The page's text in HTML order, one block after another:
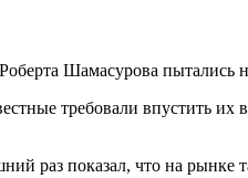
Шамасурова пытались
требовали впустить
раз показал, что на рынке